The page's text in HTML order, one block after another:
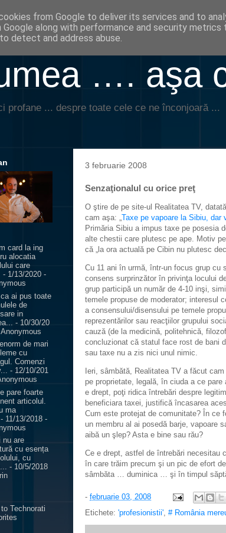
…. aşa
profane ... despre toate cele ce ne înconjoară ...
3 februarie 2008
Senzaţionalul cu orice preţ
O ştire de pe site-ul Realitatea TV,
cam aşa: „Taxe pe vapoare la Sibiu, dar
Primăria Sibiu a impus taxe pe posesia
alte chestii care plutesc pe ape. Motiv
că „la ora actuală pe Cibin nu plutesc
Cu 11 ani în urmă, într-un focus grup cu
consens surprinzător în privinţa locului
grup participă un număr de 4-10 inşi,
temele propuse de moderator; interesul
a consensului/disensului pe temele
reprezentărilor sau reacţiilor grupului
cauză (de la medicină, politehnică,
concluzionat că statul face rost de bani
sau taxe nu a zis nici unul nimic.
Ieri, sâmbătă, Realitatea TV a făcut
pe proprietate, legală, în ciuda a ce
e drept, poţi ridica întrebări despre
beneficiara taxei, justifică încasarea
Cum este protejat de comunitate? În ce
un membru al ai posedă barje, vapoare
aibă un şlep? Asta e bine sau rău?
Ce e drept, astfel de întrebări necesitau
în care trăim precum şi un pic de efort
sâmbăta … duminica … şi în timpul
- februarie 03, 2008
Etichete: 'profesionistii' # România
card la ing
alocatia
care
- 1/13/2020 -
ai pus toate
de
in
- 10/30/20
de mari
cu
Comenzi
- 12/10/201
pare foarte
articolul.
ma
- 11/13/2018 -
nu are
cu esența
cu
- 10/5/2018
from Google to deliver its services and to
Google along with performance and security
detect and address abuse.